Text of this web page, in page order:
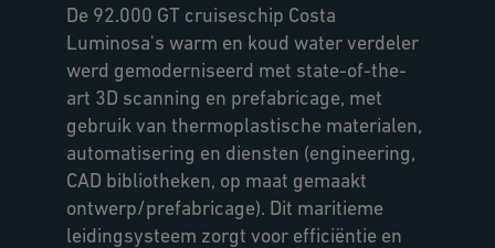
De 92.000 GT cruiseschip Costa
Luminosa's warm en koud water verdeler
werd gemoderniseerd met state-of-the-
art 3D scanning en prefabricage, met
gebruik van thermoplastische materialen,
automatisering en diensten (engineering,
CAD bibliotheken, op maat gemaakt
ontwerp/prefabricage). Dit maritieme
leidingsysteem zorgt voor efficiëntie en